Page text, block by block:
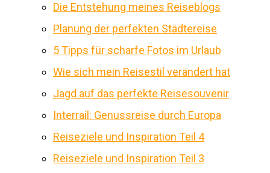
Die Entstehung meines Reiseblogs
Planung der perfekten Städtereise
5 Tipps für scharfe Fotos im Urlaub
Wie sich mein Reisestil verändert hat
Jagd auf das perfekte Reisesouvenir
Interrail: Genussreise durch Europa
Reiseziele und Inspiration Teil 4
Reiseziele und Inspiration Teil 3